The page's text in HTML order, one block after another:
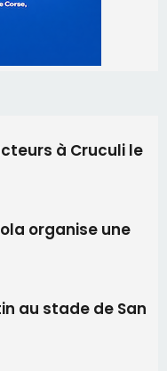
organise une
au stade de San
Marie et
du tournoi du